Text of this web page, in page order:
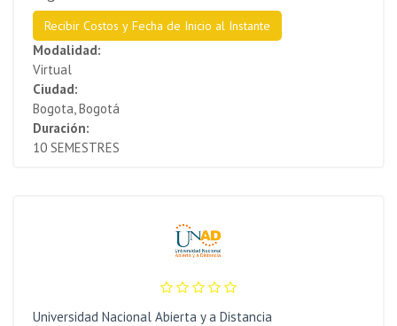
Recibir Costos y Fecha de Inicio al Instante
Modalidad:
Virtual
Ciudad:
Bogota, Bogotá
Duración:
10 SEMESTRES
Universidad Nacional Abierta y a Distancia